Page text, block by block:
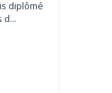
diplômé
d...